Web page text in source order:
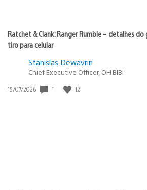
Ratchet & Clank: Ranger Rumble – detalhes
tiro para celular
Stanislas Dewavrin
Chief Executive Officer, OH BIBI
Data
15/07/2026 1 12